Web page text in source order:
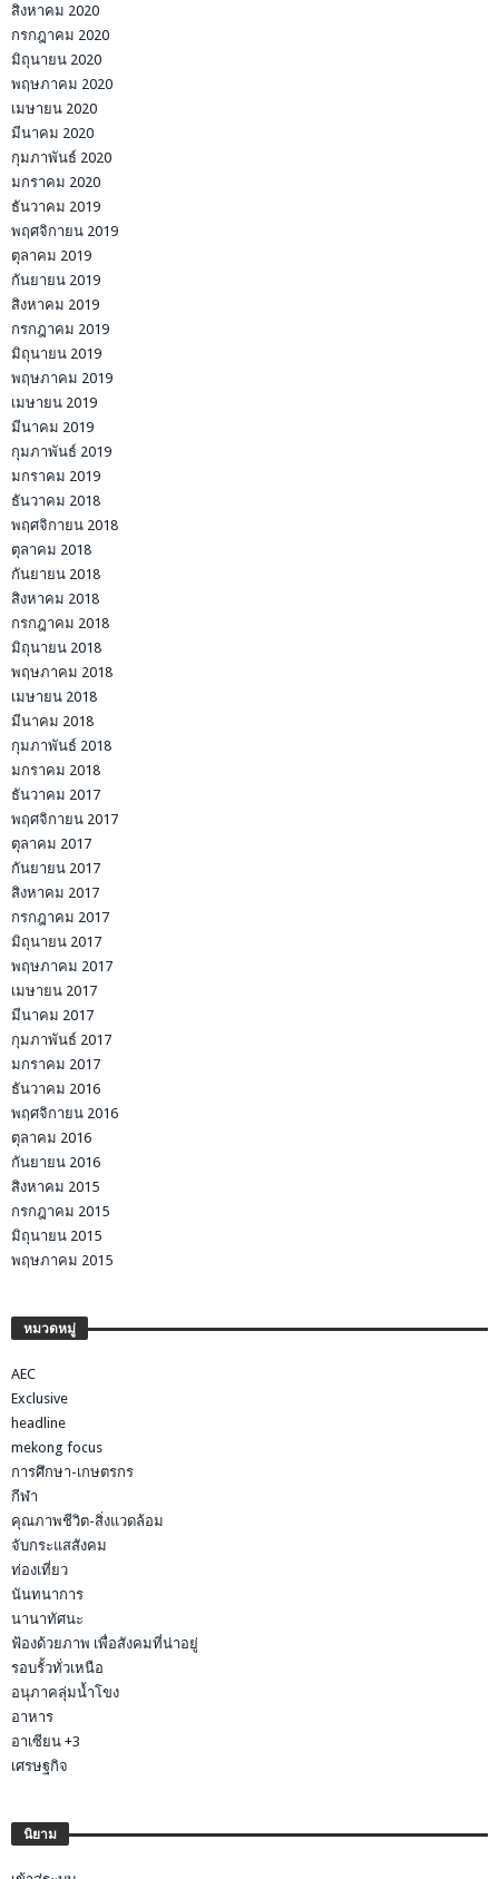
สิงหาคม 2020
กรกฎาคม 2020
มิถุนายน 2020
พฤษภาคม 2020
เมษายน 2020
มีนาคม 2020
กุมภาพันธ์ 2020
มกราคม 2020
ธันวาคม 2019
พฤศจิกายน 2019
ตุลาคม 2019
กันยายน 2019
สิงหาคม 2019
กรกฎาคม 2019
มิถุนายน 2019
พฤษภาคม 2019
เมษายน 2019
มีนาคม 2019
กุมภาพันธ์ 2019
มกราคม 2019
ธันวาคม 2018
พฤศจิกายน 2018
ตุลาคม 2018
กันยายน 2018
สิงหาคม 2018
กรกฎาคม 2018
มิถุนายน 2018
พฤษภาคม 2018
เมษายน 2018
มีนาคม 2018
กุมภาพันธ์ 2018
มกราคม 2018
ธันวาคม 2017
พฤศจิกายน 2017
ตุลาคม 2017
กันยายน 2017
สิงหาคม 2017
กรกฎาคม 2017
มิถุนายน 2017
พฤษภาคม 2017
เมษายน 2017
มีนาคม 2017
กุมภาพันธ์ 2017
มกราคม 2017
ธันวาคม 2016
พฤศจิกายน 2016
ตุลาคม 2016
กันยายน 2016
สิงหาคม 2015
กรกฎาคม 2015
มิถุนายน 2015
พฤษภาคม 2015
หมวดหมู่
AEC
Exclusive
headline
mekong focus
การศึกษา-เกษตรกร
กีฬา
คุณภาพชีวิต-สิ่งแวดล้อม
จับกระแสสังคม
ท่องเที่ยว
นันทนาการ
นานาทัศนะ
ฟ้องด้วยภาพ เพื่อสังคมที่น่าอยู่
รอบรั้วทั่วเหนือ
อนุภาคลุ่มน้ำโขง
อาหาร
อาเซียน +3
เศรษฐกิจ
นิยาม